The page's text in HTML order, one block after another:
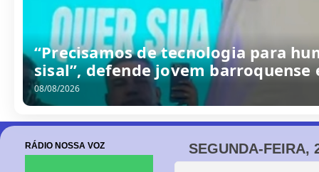
2
0
2
6
SEGUNDA-FEIRA,
RÁDIO NOSSA VOZ